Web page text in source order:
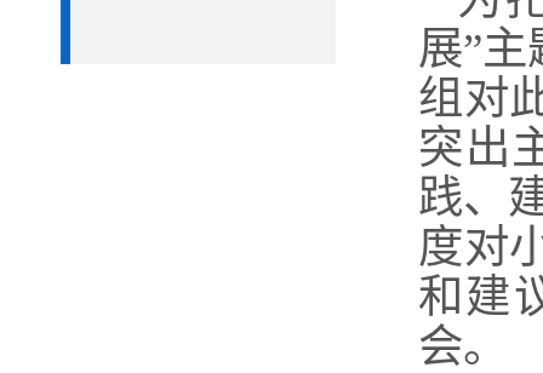
展”
组对
突出
践、
度对
和建
会。